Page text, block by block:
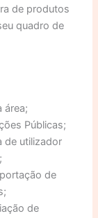
de produtos
quadro de
área;
Públicas;
de utilizador
de
de